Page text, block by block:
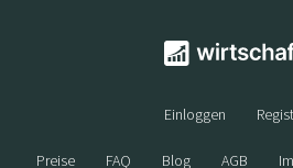
Einloggen
Preise FAQ Blog AGB